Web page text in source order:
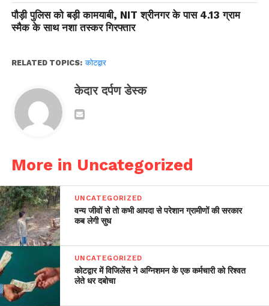
पौड़ी पुलिस को बड़ी कामयाबी, NIT श्रीनगर के पास 4.13 ग्राम
स्मैक के साथ नशा तस्कर गिरफ्तार
RELATED TOPICS: कोटद्वार
केदार दर्पण डेस्क
More in Uncategorized
UNCATEGORIZED
वन्य जीवों से तो कभी आपदा से परेशान ग्रामीणों की सरकार
कब लेगी सुध
UNCATEGORIZED
कोटद्वार में विजिलेंस ने अग्निशमन के एक कर्मचारी को रिश्वत
लेते धर दबोचा